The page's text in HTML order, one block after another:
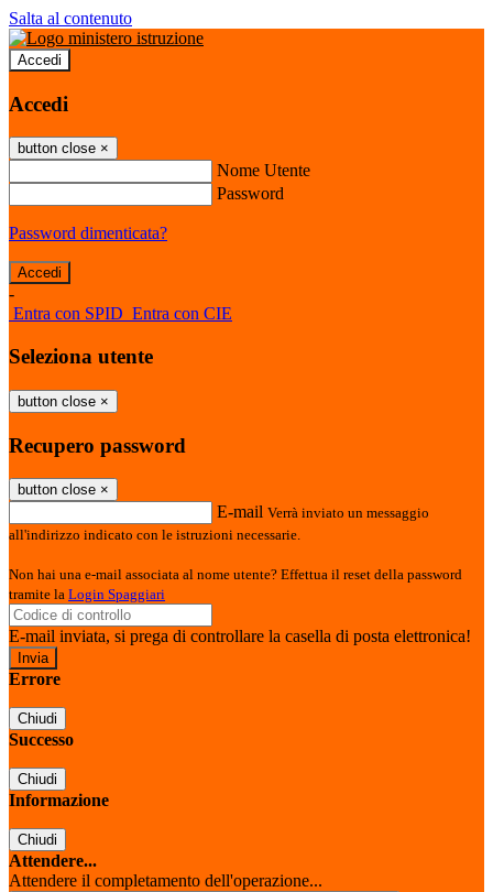
Salta al contenuto
Accedi
Accedi
button close ×
Nome Utente
Password
Password dimenticata?
-
Entra con SPID Entra con CIE
Seleziona utente
button close ×
Recupero password
button close ×
E-mail Verrà inviato un messaggio
all'indirizzo indicato con le istruzioni necessarie.
Non hai una e-mail associata al nome utente? Effettua il reset della password
tramite la Login Spaggiari
E-mail inviata, si prega di controllare la casella di posta elettronica!
Errore
Chiudi
Successo
Chiudi
Informazione
Chiudi
Attendere...
Attendere il completamento dell'operazione...